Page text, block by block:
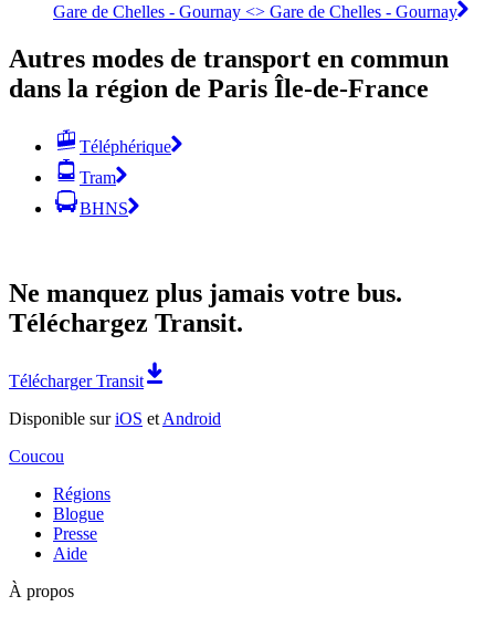
Gare de Chelles - Gournay <> Gare de Chelles - Gournay
Autres modes de transport en commun
dans la région de Paris Île-de-France
Téléphérique
Tram
BHNS
Ne manquez plus jamais votre bus.
Téléchargez Transit.
Télécharger Transit
Disponible suriOS et Android
Coucou
Régions
Blogue
Presse
Aide
À propos